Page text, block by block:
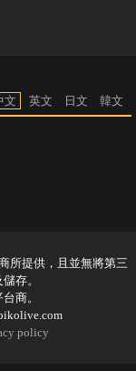
文 英文 日文 韓文
所提供，且並無將第三
存。
商。
policy